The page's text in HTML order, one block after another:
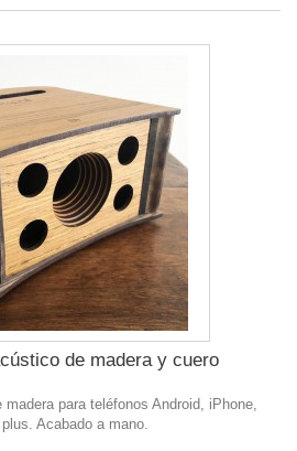
de madera y cuero
para teléfonos Android, iPhone,
Acabado a mano.